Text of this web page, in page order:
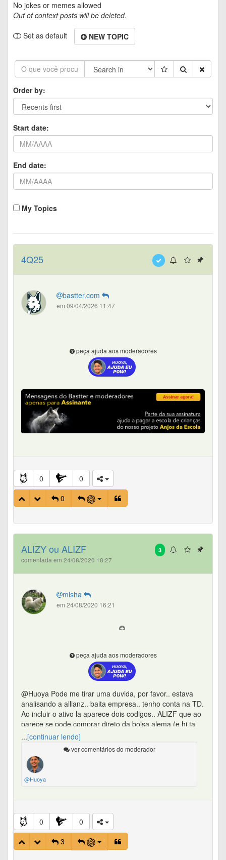
No jokes or memes allowed
Out of context posts will be deleted.
Set as default
NEW TOPIC
Order by:
Start date:
End date:
My Topics
4Q25
bastter.com
em 09/04/2026 11:47
peça ajuda aos moderadores
0
0
0
3
ALIZY ou ALIZF
comentada em 24/08/2020 18:27
misha
em 24/08/2020 16:21
peça ajuda aos moderadores
@Huoya Pode me tirar uma duvida, por favor.. estava
analisando a allianz.. baita empresa.. tenho conta na TD.
Ao incluir o ativo la aparece dois codigos.. ALIZF que ao
parece se pode comprar direto da bolsa alema (e hj ta
custado 216) e tem a ALIZY que é uma adr e ta por
21,56.
ha diferença para a compra de uma ou de outra.. e para
o IR aqui no Brasil tem alguma distinção ou algo mais
complexo?
agradeço!
...[continuar lendo]
ver comentários do moderador
@Huoya
0
0
3